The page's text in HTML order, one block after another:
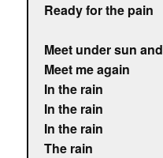
Ready for the pain
Meet under sun and
Meet me again
In the rain
In the rain
In the rain
The rain